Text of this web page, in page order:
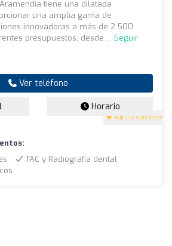
4.8 (19 opiniones)
tiene una dilatada
una amplia gama de
innovadoras a más de 2.500
presupuestos, desde ... Seguir
Ver teléfono
Horario
TAC y Radiografía dental